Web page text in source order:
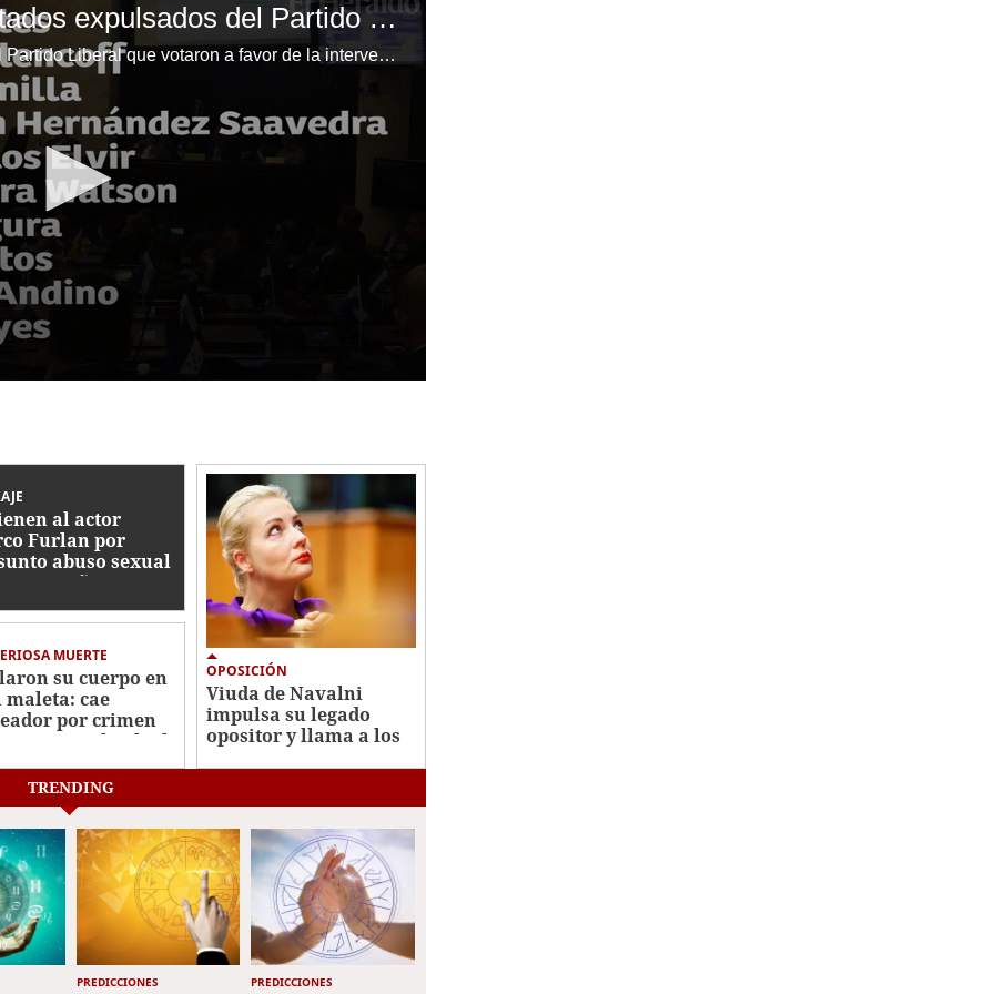
Ellos son los 17 diputados expulsados del Partido Liberal
La expulsión de los diputados del Partido Liberal que votaron a favor de la intervención del Registro Nacional de las Personas (RNP), cayó como balde de agua fría a los militantes del ente político.
al actor
Furlan por
abuso sexual
un niño autista
MUERTE
su cuerpo en
maleta: cae
por crimen
Elisabeth
OPOSICIÓN
Viuda de Navalni
impulsa su legado
opositor y llama a los
TRENDING
PREDICCIONES PREDICCIONES